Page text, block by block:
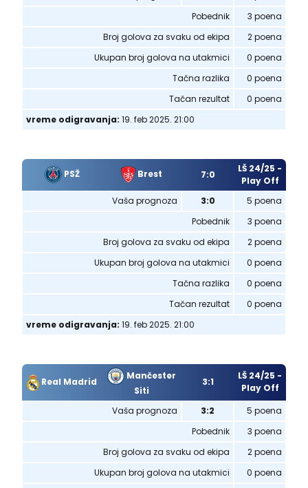
Pobednik
3 poena
Broj golova za svaku od ekipa
2 poena
Ukupan broj golova na utakmici
0 poena
Tačna razlika
0 poena
Tačan rezultat
0 poena
vreme odigravanja: 19. feb 2025. 21:00
PSŽ Brest 7:0
LŠ 24/25 -
Play Off
Vaša prognoza
3:0
5 poena
Pobednik
3 poena
Broj golova za svaku od ekipa
2 poena
Ukupan broj golova na utakmici
0 poena
Tačna razlika
0 poena
Tačan rezultat
0 poena
vreme odigravanja: 19. feb 2025. 21:00
Real Madrid
Mančester
Siti
3:1
LŠ 24/25 -
Play Off
Vaša prognoza
3:2
5 poena
Pobednik
3 poena
Broj golova za svaku od ekipa
2 poena
Ukupan broj golova na utakmici
0 poena